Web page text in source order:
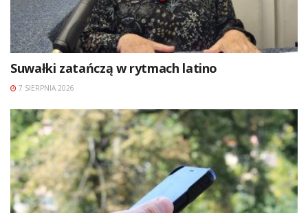
Suwałki zatańczą w rytmach latino
7 SIERPNIA 2026